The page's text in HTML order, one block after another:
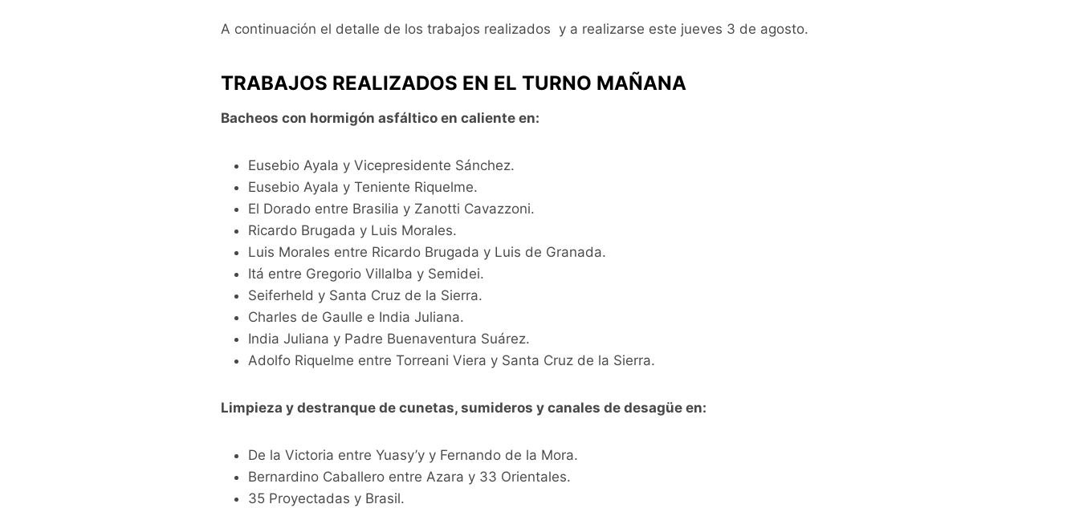
A continuación el detalle de los trabajos realizados y a realizarse este jueves 3 de agosto.
TRABAJOS REALIZADOS EN EL TURNO MAÑANA
Bacheos con hormigón asfáltico en caliente en:
Eusebio Ayala y Vicepresidente Sánchez.
Eusebio Ayala y Teniente Riquelme.
El Dorado entre Brasilia y Zanotti Cavazzoni.
Ricardo Brugada y Luis Morales.
Luis Morales entre Ricardo Brugada y Luis de Granada.
Itá entre Gregorio Villalba y Semidei.
Seiferheld y Santa Cruz de la Sierra.
Charles de Gaulle e India Juliana.
India Juliana y Padre Buenaventura Suárez.
Adolfo Riquelme entre Torreani Viera y Santa Cruz de la Sierra.
Limpieza y destranque de cunetas, sumideros y canales de desagüe en:
De la Victoria entre Yuasy’y y Fernando de la Mora.
Bernardino Caballero entre Azara y 33 Orientales.
35 Proyectadas y Brasil.